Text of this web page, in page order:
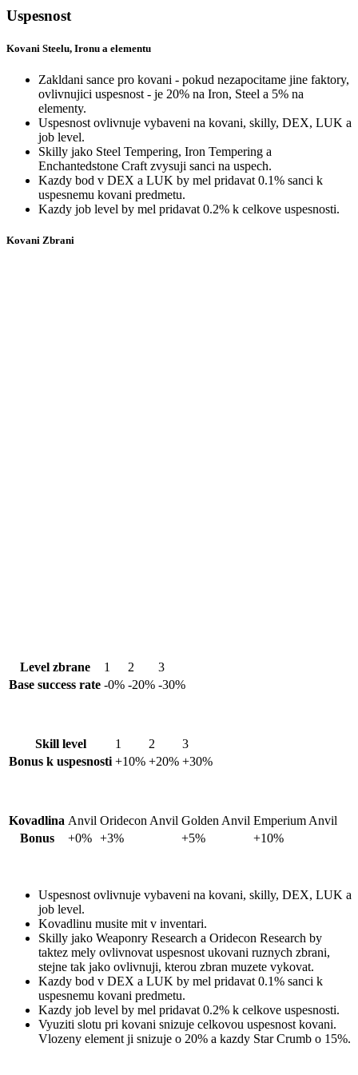
Uspesnost
Kovani Steelu, Ironu a elementu
Zakldani sance pro kovani - pokud nezapocitame jine faktory,
ovlivnujici uspesnost - je 20% na Iron, Steel a 5% na
elementy.
Uspesnost ovlivnuje vybaveni na kovani, skilly, DEX, LUK a
job level.
Skilly jako Steel Tempering, Iron Tempering a
Enchantedstone Craft zvysuji sanci na uspech.
Kazdy bod v DEX a LUK by mel pridavat 0.1% sanci k
uspesnemu kovani predmetu.
Kazdy job level by mel pridavat 0.2% k celkove uspesnosti.
Kovani Zbrani
Level zbrane 1 2
3
Base success rate -0% -20% -30%
Skill level 1 2
3
Bonus k uspesnosti +10% +20% +30%
Kovadlina Anvil Oridecon Anvil Golden Anvil Emperium Anvil
Bonus
+0% +3% +5% +10%
Uspesnost ovlivnuje vybaveni na kovani, skilly, DEX, LUK a
job level.
Kovadlinu musite mit v inventari.
Skilly jako Weaponry Research a Oridecon Research by
taktez mely ovlivnovat uspesnost ukovani ruznych zbrani,
stejne tak jako ovlivnuji, kterou zbran muzete vykovat.
Kazdy bod v DEX a LUK by mel pridavat 0.1% sanci k
uspesnemu kovani predmetu.
Kazdy job level by mel pridavat 0.2% k celkove uspesnosti.
Vyuziti slotu pri kovani snizuje celkovou uspesnost kovani.
Vlozeny element ji snizuje o 20% a kazdy Star Crumb o 15%.